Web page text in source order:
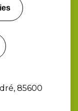
85600